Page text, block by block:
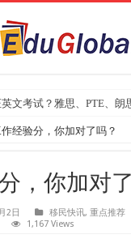
文考试？雅思、PTE、朗
评论报》大学排名出炉：
经验分，你加对了吗？
，你加对
2日 移民快讯,重点推荐
1,167 Views